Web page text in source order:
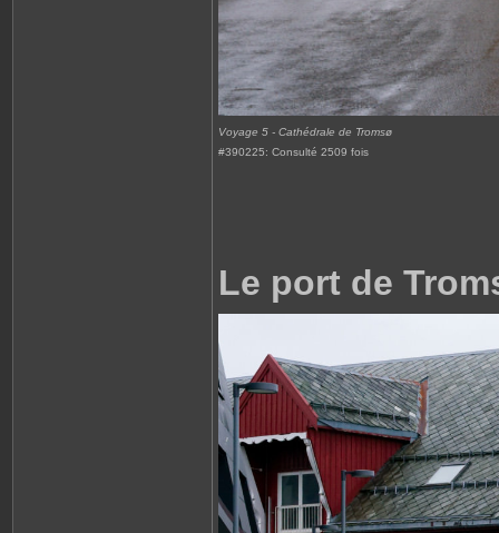
Voyage 5 - Cathédrale de Tromsø
#390225: Consulté 2509 fois
Le port de